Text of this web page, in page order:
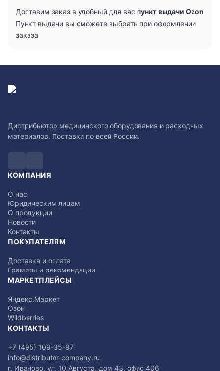
Доставим заказ в удобный для вас пункт выдачи Ozon
Пункт выдачи вы сможете выбрать при оформлении
заказа
Дистрибьютор медицинского оборудования и расходных
материалов. Поставки по всей России.
КОМПАНИЯ
О нас
Юридическим лицам
О продукции
Новости
Контакты
ПОКУПАТЕЛЯМ
Доставка и оплата
Грамоты и рекомендации
МАРКЕТПЛЕЙСЫ
Яндекс.Маркет
Озон
Wildberries
КОНТАКТЫ
+7 (495) 109-35-97
info@distributor-company.ru
г. Иваново, ул. 10 Августа, дом 43, офис 406